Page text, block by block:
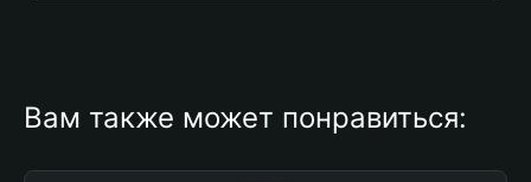
Вам также может понравиться: